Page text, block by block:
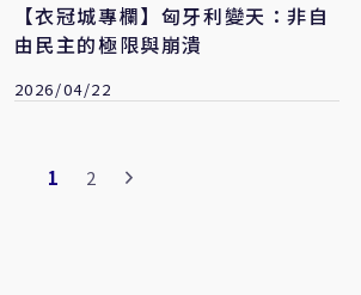
【衣冠城專欄】匈牙利變天：非自
由民主的極限與崩潰
2026/04/22
1 2